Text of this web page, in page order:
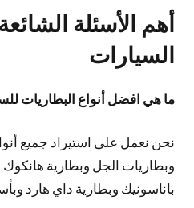
أهم الأسئلة
السيارات
ما هي افضل أنواع البطاريات
نحن نعمل على استيراد جميع
وبطاريات الجل وبطارية هانكوك
باناسونيك وبطارية داي هارد